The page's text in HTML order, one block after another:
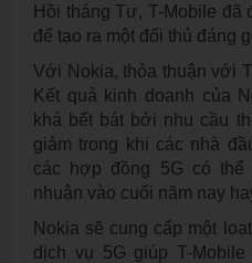
Hồi tháng Tư, T-Mobile
để tạo ra một đối thủ đáng
Với Nokia, thỏa thuận với
Kết quả kinh doanh của
khá bết bát bởi nhu cầu
giảm trong khi các nhà
các hợp đồng 5G có
nhuận vào cuối năm nay
Nokia sẽ cung cấp một
dịch vụ 5G giúp T-